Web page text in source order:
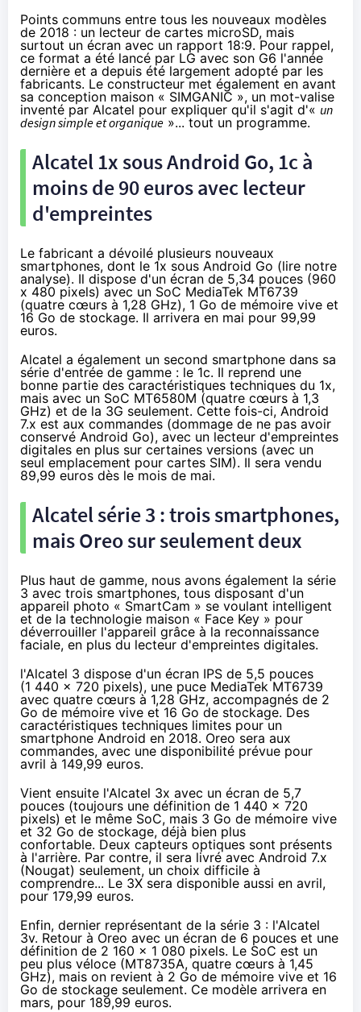
Points communs entre tous les nouveaux modèles
de 2018 : un lecteur de cartes microSD, mais
surtout un écran avec un rapport 18:9. Pour rappel,
ce format a été lancé par LG avec son G6 l'année
dernière et a depuis été largement adopté par les
fabricants. Le constructeur met également en avant
sa conception maison « SIMGANIC », un mot-valise
inventé par Alcatel pour expliquer qu'il s'agit d'« un
design simple et organique »... tout un programme.
Alcatel 1x sous Android Go, 1c à
moins de 90 euros avec lecteur
d'empreintes
Le fabricant a dévoilé plusieurs nouveaux
smartphones, dont le 1x sous Android Go (lire notre
analyse). Il dispose d'un écran de 5,34 pouces (960
x 480 pixels) avec un SoC MediaTek MT6739
(quatre cœurs à 1,28 GHz), 1 Go de mémoire vive et
16 Go de stockage. Il arrivera en mai pour 99,99
euros.
Alcatel a également un second smartphone dans sa
série d'entrée de gamme : le 1c. Il reprend une
bonne partie des caractéristiques techniques du 1x,
mais avec un SoC MT6580M (quatre cœurs à 1,3
GHz) et de la 3G seulement. Cette fois-ci, Android
7.x est aux commandes (dommage de ne pas avoir
conservé Android Go), avec un lecteur d'empreintes
digitales en plus sur certaines versions (avec un
seul emplacement pour cartes SIM). Il sera vendu
89,99 euros dès le mois de mai.
Alcatel série 3 : trois smartphones,
mais Oreo sur seulement deux
Plus haut de gamme, nous avons également la série
3 avec trois smartphones, tous disposant d'un
appareil photo « SmartCam » se voulant intelligent
et de la technologie maison « Face Key » pour
déverrouiller l'appareil grâce à la reconnaissance
faciale, en plus du lecteur d'empreintes digitales.
l'Alcatel 3 dispose d'un écran IPS de 5,5 pouces
(1 440 x 720 pixels), une puce MediaTek MT6739
avec quatre cœurs à 1,28 GHz, accompagnés de 2
Go de mémoire vive et 16 Go de stockage. Des
caractéristiques techniques limites pour un
smartphone Android en 2018. Oreo sera aux
commandes, avec une disponibilité prévue pour
avril à 149,99 euros.
Vient ensuite l'Alcatel 3x avec un écran de 5,7
pouces (toujours une définition de 1 440 x 720
pixels) et le même SoC, mais 3 Go de mémoire vive
et 32 Go de stockage, déjà bien plus
confortable. Deux capteurs optiques sont présents
à l'arrière. Par contre, il sera livré avec Android 7.x
(Nougat) seulement, un choix difficile à
comprendre... Le 3X sera disponible aussi en avril,
pour 179,99 euros.
Enfin, dernier représentant de la série 3 : l'Alcatel
3v. Retour à Oreo avec un écran de 6 pouces et une
définition de 2 160 x 1 080 pixels. Le SoC est un
peu plus véloce (MT8735A, quatre cœurs à 1,45
GHz), mais on revient à 2 Go de mémoire vive et 16
Go de stockage seulement. Ce modèle arrivera en
mars, pour 189,99 euros.